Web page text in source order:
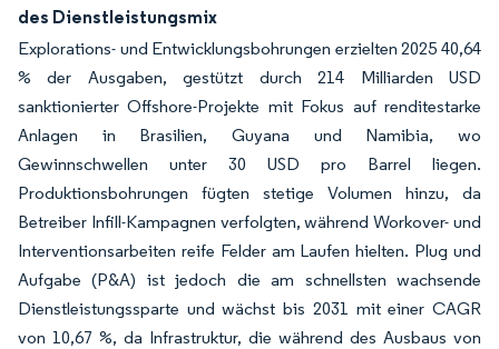
des Dienstleistungsmix
Explorations- und Entwicklungsbohrungen erzielten 2025 40,64
% der Ausgaben, gestützt durch 214 Milliarden USD
sanktionierter Offshore-Projekte mit Fokus auf renditestarke
Anlagen in Brasilien, Guyana und Namibia, wo
Gewinnschwellen unter 30 USD pro Barrel liegen.
Produktionsbohrungen fügten stetige Volumen hinzu, da
Betreiber Infill-Kampagnen verfolgten, während Workover- und
Interventionsarbeiten reife Felder am Laufen hielten. Plug und
Aufgabe (P&A) ist jedoch die am schnellsten wachsende
Dienstleistungssparte und wächst bis 2031 mit einer CAGR
von 10,67 %, da Infrastruktur, die während des Ausbaus von